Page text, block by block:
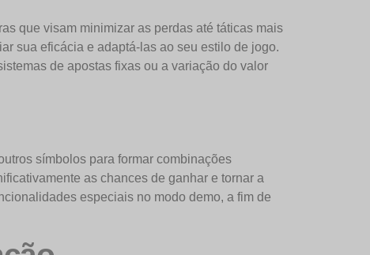
que visam minimizar as perdas até táticas mais
sua eficácia e adaptá-las ao seu estilo de jogo.
de apostas fixas ou a variação do valor
símbolos para formar combinações
as chances de ganhar e tornar a
especiais no modo demo, a fim de